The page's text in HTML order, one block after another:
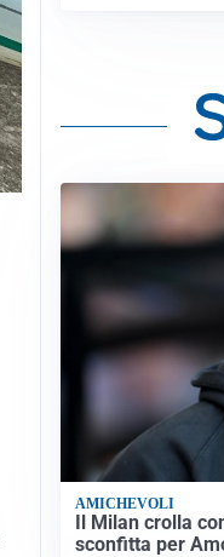
AMICHEVOLI
Il Milan crolla
sconfitta per